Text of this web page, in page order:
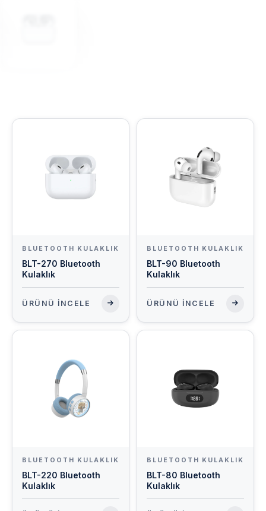
BLUETOOTH KULAKLIK
BLT-270 Bluetooth
Kulaklık
ÜRÜNÜ İNCELE
BLUETOOTH KULAKLIK
BLT-90 Bluetooth
Kulaklık
ÜRÜNÜ İNCELE
BLUETOOTH KULAKLIK
BLT-220 Bluetooth
Kulaklık
BLUETOOTH KULAKLIK
BLT-80 Bluetooth
Kulaklık